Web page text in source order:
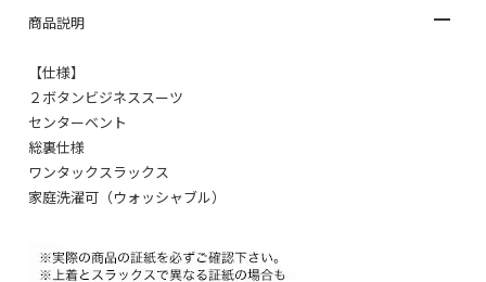
商品説明
【仕様】
２ボタンビジネススーツ
センターベント
総裏仕様
ワンタックスラックス
家庭洗濯可（ウォッシャブル）